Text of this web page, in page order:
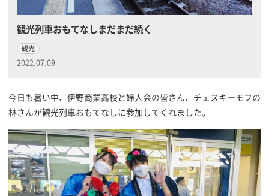
観光列車おもてなしまだまだ続く
観光
2022.07.09
今日も暑い中、伊野商業高校と婦人会の皆さん、チェスキーモフの
林さんが観光列車おもてなしに参加してくれました。